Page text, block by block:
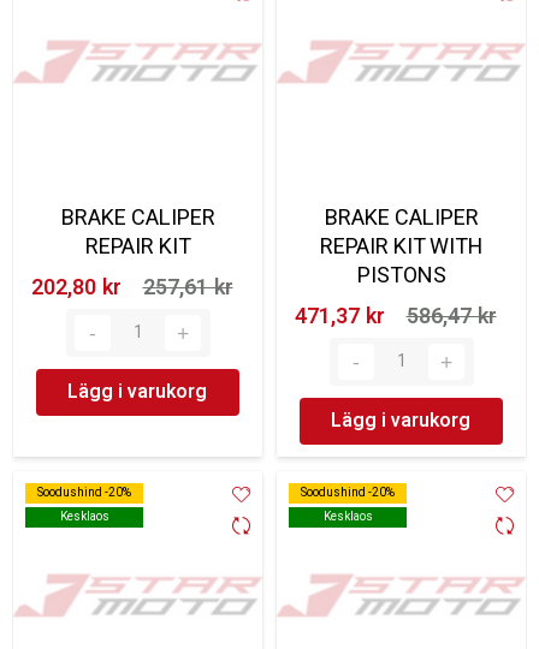
BRAKE CALIPER
REPAIR KIT
202,80 kr‎
257,61 kr‎
Lägg i varukorg
BRAKE CALIPER
REPAIR KIT WITH
PISTONS
471,37 kr‎
586,47 kr‎
Lägg i varukorg
Soodushind -20%
Kesklaos
Soodushind -20%
Kesklaos
Soodushind -20%
Kesklaos
Soodushind -20%
Kesklaos